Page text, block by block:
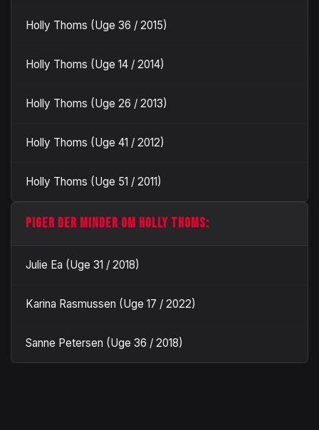
Holly Thoms (Uge 36 / 2015)
Holly Thoms (Uge 14 / 2014)
Holly Thoms (Uge 26 / 2013)
Holly Thoms (Uge 41 / 2012)
Holly Thoms (Uge 51 / 2011)
PIGER DER MINDER OM HOLLY THOMS:
Julie Ea (Uge 31 / 2018)
Karina Rasmussen (Uge 17 / 2022)
Sanne Petersen (Uge 36 / 2018)